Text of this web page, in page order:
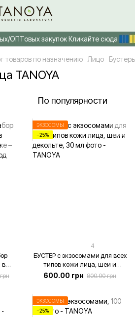
ОПТовых закупок Кликайте сюда
товаров по назначению Лицо
TANOYA
По популярности
в
–
ЭКЗОСОМЫ
−25%
4
БУСТЕР с экзосомами для всех
типов кожи лица, шеи и
декольте, 30 мл
600.00 грн 800.00 грн
ЭКЗОСОМЫ
−25%